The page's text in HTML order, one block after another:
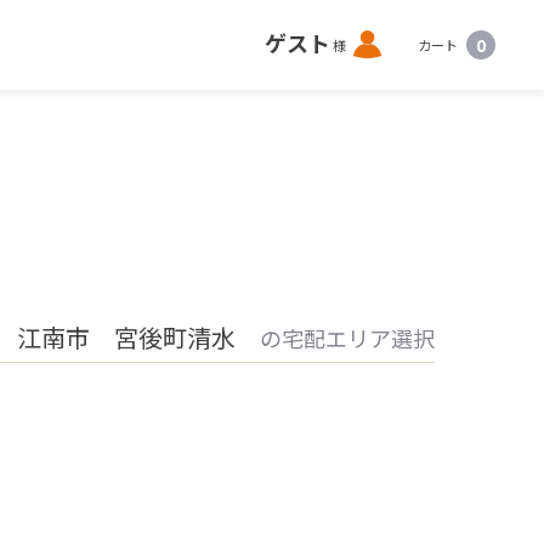
ゲスト 様 ロ
グ
カート 0
江南市 宮後町清水 の宅配エリア選択